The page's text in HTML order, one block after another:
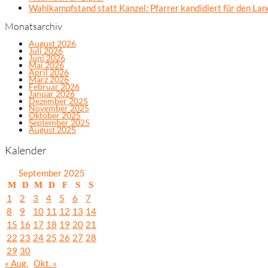
Wahlkampfstand statt Kanzel: Pfarrer kandidiert für den
Monatsarchiv
August 2026
Juli 2026
Juni 2026
Mai 2026
April 2026
März 2026
Februar 2026
Januar 2026
Dezember 2025
November 2025
Oktober 2025
September 2025
August 2025
Kalender
September 2025
M D M D F S S
1 2 3 4 5 6
7
8
9 10 11 12 13 14
15 16 17 18 19 20 21
22 23 24 25 26 27 28
29 30
« Aug. Okt. »